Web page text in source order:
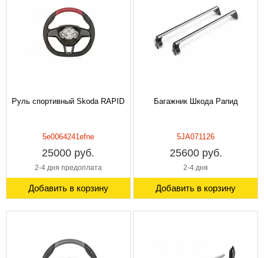
Руль спортивный Skoda RAPID
5e0064241efne
25000 руб.
2-4 дня предоплата
Добавить в корзину
Багажник Шкода Рапид
5JA071126
25600 руб.
2-4 дня
Добавить в корзину